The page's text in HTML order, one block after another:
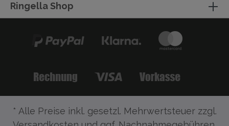
Ringella Shop
* Alle Preise inkl. gesetzl. Mehrwertsteuer zzgl.